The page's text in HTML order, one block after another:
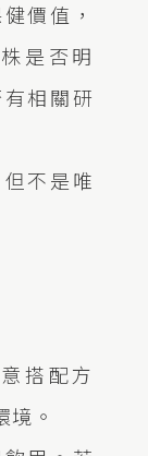
價值，
是否明
相關研
不是唯
搭配方
。